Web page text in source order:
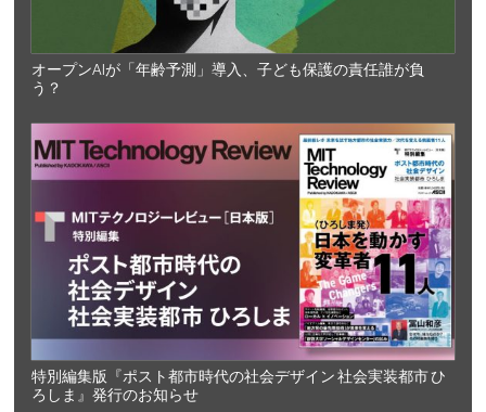
オープンAIが「年齢予測」導入、子ども保護の責任誰が負
う？
特別編集版『ポスト都市時代の社会デザイン 社会実装都市 ひ
ろしま』発行のお知らせ